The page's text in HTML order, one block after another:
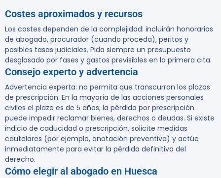
Costes aproximados y recursos
Los costes dependen de la complejidad: incluirán honorarios
de abogado, procurador (cuando proceda), peritos y
posibles tasas judiciales. Pida siempre un presupuesto
desglosado por fases y gastos previsibles en la primera cita.
Consejo experto y advertencia
Advertencia experta: no permita que transcurran los plazos
de prescripción. En la mayoría de las acciones personales
civiles el plazo es de 5 años; la pérdida por prescripción
puede impedir reclamar bienes, derechos o deudas. Si existe
indicio de caducidad o prescripción, solicite medidas
cautelares (por ejemplo, anotación preventiva) y actúe
inmediatamente para evitar la pérdida definitiva del
derecho.
Cómo elegir al abogado en Huesca